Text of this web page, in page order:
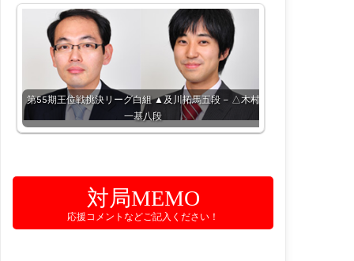
第55期王位戦挑決リーグ白組 ▲及川拓馬五段 – △木村
一基八段
対局MEMO
応援コメントなどご記入ください！